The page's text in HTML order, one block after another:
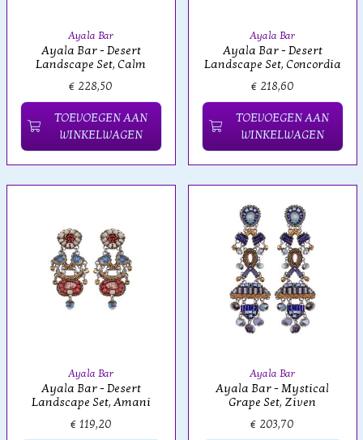
Ayala Bar
Ayala Bar - Desert
Landscape Set, Calm
€ 228,50
TOEVOEGEN AAN
WINKELWAGEN
Ayala Bar
Ayala Bar - Desert
Landscape Set, Concordia
€ 218,60
TOEVOEGEN AAN
WINKELWAGEN
Ayala Bar
Ayala Bar - Desert
Landscape Set, Amani
€ 119,20
Ayala Bar
Ayala Bar - Mystical
Grape Set, Ziven
€ 203,70